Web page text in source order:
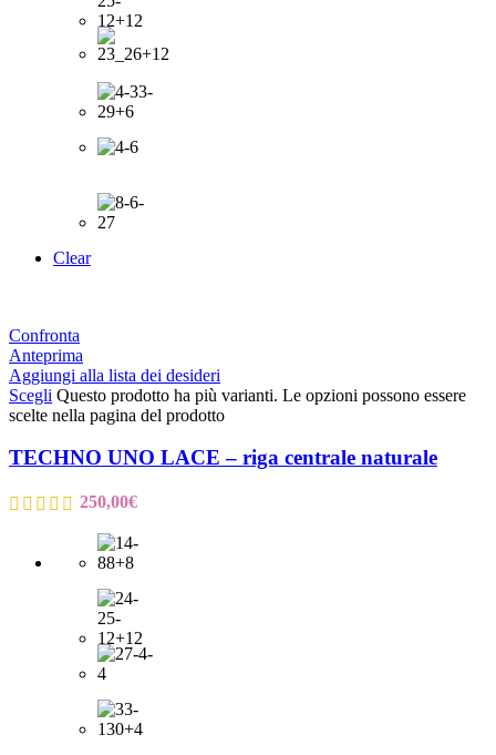
Clear
Confronta
Anteprima
Aggiungi alla lista dei desideri
Scegli Questo prodotto ha più varianti. Le opzioni possono essere
scelte nella pagina del prodotto
TECHNO UNO LACE – riga centrale naturale
250,00€